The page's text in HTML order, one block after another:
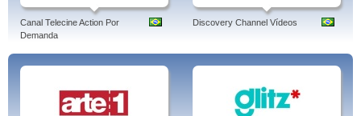
Canal Telecine Action Por
Demanda
Discovery Channel Vídeos